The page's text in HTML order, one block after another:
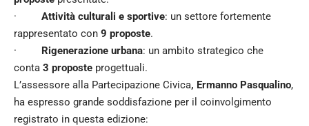
· Attività culturali e sportive: un settore fortemente
rappresentato con 9 proposte.
· Rigenerazione urbana: un ambito strategico che
conta 3 proposte progettuali.
L’assessore alla Partecipazione Civica, Ermanno Pasqualino,
ha espresso grande soddisfazione per il coinvolgimento
registrato in questa edizione: